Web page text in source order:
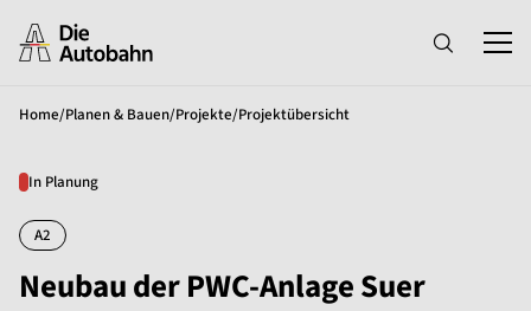
Home/Planen & Bauen/Projekte/Projektübersicht
In Planung
A2
Neubau der PWC-Anlage Suer